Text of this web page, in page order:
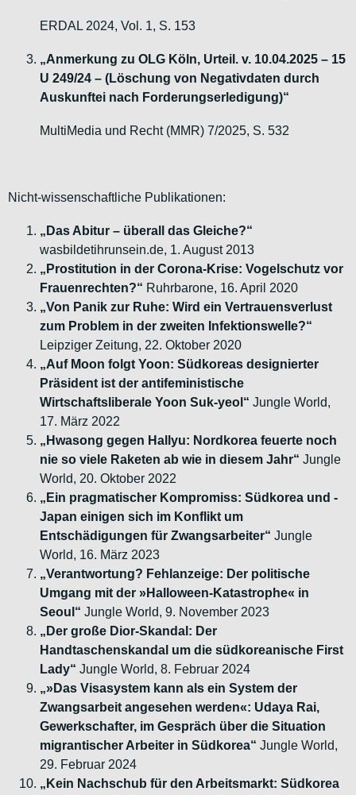
ERDAL 2024, Vol. 1, S. 153
„Anmerkung zu OLG Köln, Urteil. v. 10.04.2025 – 15
U 249/24 – (Löschung von Negativdaten durch
Auskunftei nach Forderungserledigung)“
MultiMedia und Recht (MMR) 7/2025, S. 532
Nicht-wissenschaftliche Publikationen:
„Das Abitur – überall das Gleiche?“
wasbildetihrunsein.de, 1. August 2013
„Prostitution in der Corona-Krise: Vogelschutz vor
Frauenrechten?“ Ruhrbarone, 16. April 2020
„Von Panik zur Ruhe: Wird ein Vertrauensverlust
zum Problem in der zweiten Infektionswelle?“
Leipziger Zeitung, 22. Oktober 2020
„Auf Moon folgt Yoon: Südkoreas designierter
Präsident ist der antifeministische
Wirtschaftsliberale Yoon Suk-yeol“ Jungle World,
17. März 2022
„Hwasong gegen Hallyu: Nordkorea feuerte noch
nie so viele Raketen ab wie in diesem Jahr“ Jungle
World, 20. Oktober 2022
„Ein pragmatischer Kompromiss: Südkorea und ­
Japan einigen sich im Konflikt um
Entschädigungen für Zwangsarbeiter“ Jungle
World, 16. März 2023
„Verantwortung? Fehlanzeige: Der politische
Umgang mit der »Halloween-Katastrophe« in
Seoul“ Jungle World, 9. November 2023
„Der große Dior-Skandal: Der
Handtaschenskandal um die südkoreanische First
Lady“ Jungle World, 8. Februar 2024
„»Das Visasystem kann als ein System der
Zwangsarbeit angesehen werden«: Udaya Rai,
Gewerkschafter, im Gespräch über die Situation
migrantischer Arbeiter in Südkorea“ Jungle World,
29. Februar 2024
„Kein Nachschub für den Arbeitsmarkt: Südkorea